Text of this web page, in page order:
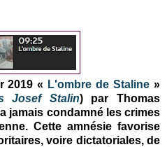
2019 « L'ombre de Staline »
Josef Stalin) par Thomas
jamais condamné les crimes
Cette amnésie favorise
voire dictatoriales, de